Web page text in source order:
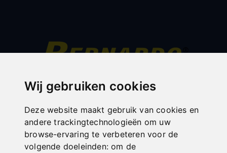
Wij gebruiken cookies
Deze website maakt gebruik van cookies en
andere trackingtechnologieën om uw
browse-ervaring te verbeteren voor de
volgende doeleinden:om de
All categories
Hout
Metaal
Transport